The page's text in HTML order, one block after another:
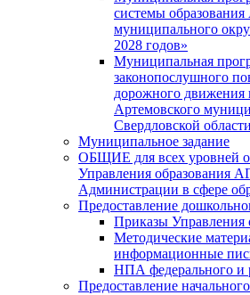
системы образования
муниципального
2028 годов»
Муниципальная
законопослушного
дорожного движения
Артемовского
Свердловской
Муниципальное задание
ОБЩИЕ для всех уровней
Управления образования
Администрации в сфере
Предоставление
Приказы Управления
Методические
информационные
НПА федерального и
Предоставление